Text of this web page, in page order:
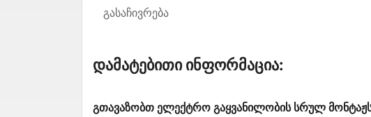
გასაჩივრება
Დამატებითი Ინფორმაცია:
გთავაზობთ ელექტრო გაყვანილობის სრულ